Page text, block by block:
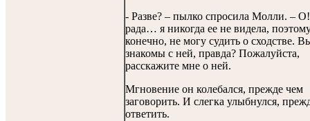
- Разве? – пылко спросила Молли. –
рада… я никогда ее не видела,
конечно, не могу судить о сходстве.
знакомы с ней, правда? Пожалуйста,
расскажите мне о ней.
Мгновение он колебался, прежде чем
заговорить. И слегка улыбнулся,
ответить.